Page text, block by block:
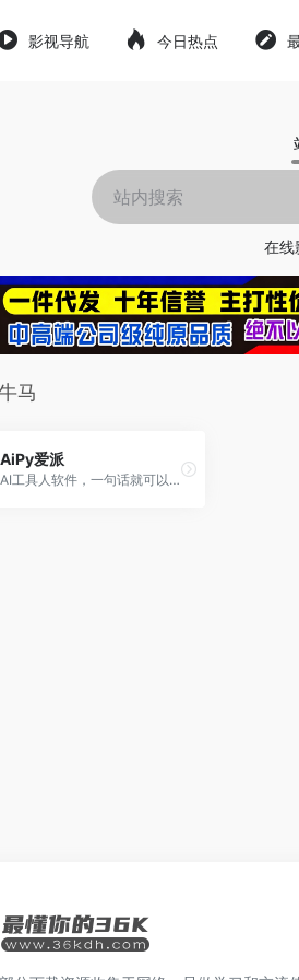
影视导航 今日热点
在线
马
AiPy爱派
AI工具人软件，一句话就可以生成图片、视频、音乐等内容，也可以一句话解决各种问题